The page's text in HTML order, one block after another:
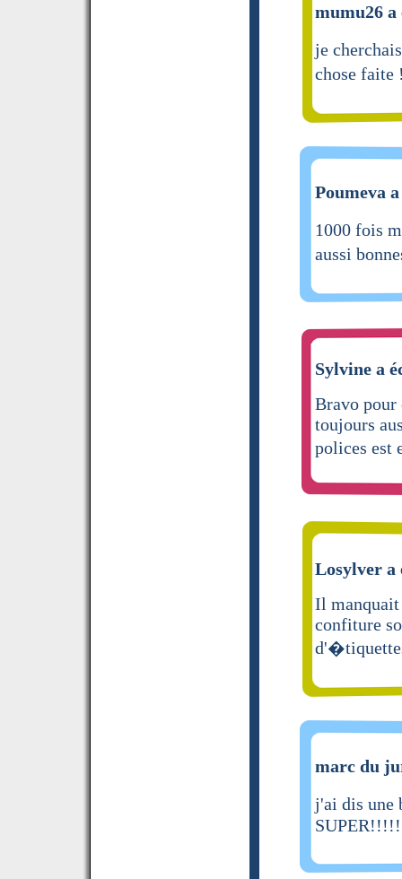
mumu26
je
chose
Poumeva
1000 fois
aussi
Sylvine a
Bravo pour
toujours
polices est
Losylver
Il manquait
confiture
marc du
j'ai dis une
SUPER!!!!!